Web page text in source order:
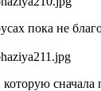
пока не